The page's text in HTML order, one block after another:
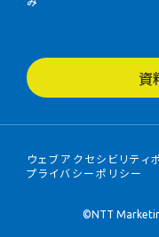
資
ウェブアクセシビリティ
プライバシーポリシー
©NTT